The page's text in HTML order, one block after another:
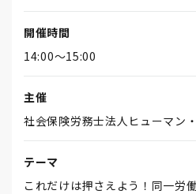
開催時間
14:00～15:00
主催
社会保険労務士法人ヒューマン
テーマ
これだけは押さえよう！同一労